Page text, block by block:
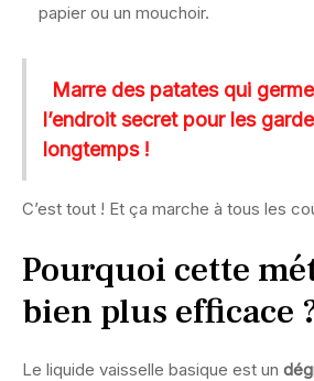
papier ou un mouchoir.
Marre des patates qui
l’endroit secret pour les
longtemps !
C’est tout ! Et ça marche à tous les
Pourquoi cette
bien plus efficace
Le liquide vaisselle basique est un